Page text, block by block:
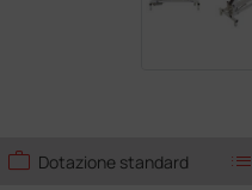
work Dotazione standard list